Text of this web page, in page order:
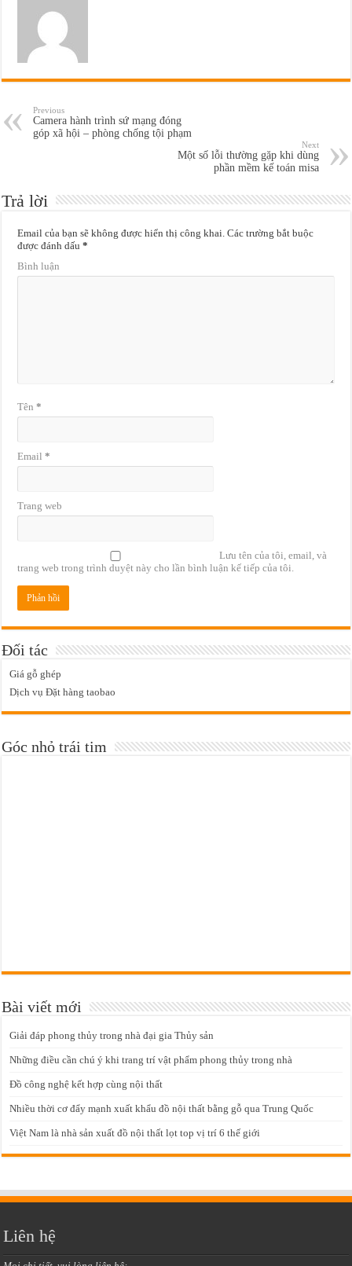
Previous
Camera hành trình sứ mạng đóng
góp xã hội – phòng chống tội phạm
Next
Một số lỗi thường gặp khi dùng
phần mềm kế toán misa
Trả lời
Email của bạn sẽ không được hiển thị công khai. Các trường bắt buộc
được đánh dấu*
Bình luận
Tên*
Email*
Trang web
Lưu tên của tôi, email, và
trang web trong trình duyệt này cho lần bình luận kế tiếp của tôi.
Đối tác
Giá gỗ ghép
Dịch vụ Đặt hàng taobao
Góc nhỏ trái tim
Bài viết mới
Giải đáp phong thủy trong nhà đại gia Thủy sản
Những điều cần chú ý khi trang trí vật phẩm phong thủy trong nhà
Đồ công nghệ kết hợp cùng nội thất
Nhiều thời cơ đẩy mạnh xuất khẩu đồ nội thất bằng gỗ qua Trung Quốc
Việt Nam là nhà sản xuất đồ nội thất lọt top vị trí 6 thế giới
Liên hệ